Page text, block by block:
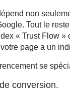
non
Tout le
« Trust Flow
page a un
se
conversion.